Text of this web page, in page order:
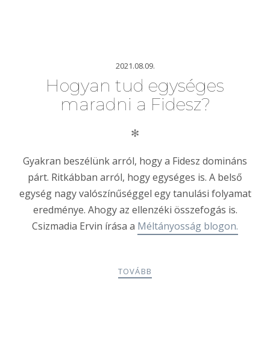
2021.08.09.
Hogyan tud egységes
maradni a Fidesz?
✻
Gyakran beszélünk arról, hogy a Fidesz domináns
párt. Ritkábban arról, hogy egységes is. A belső
egység nagy valószínűséggel egy tanulási folyamat
eredménye. Ahogy az ellenzéki összefogás is.
Csizmadia Ervin írása a Méltányosság blogon.
TOVÁBB